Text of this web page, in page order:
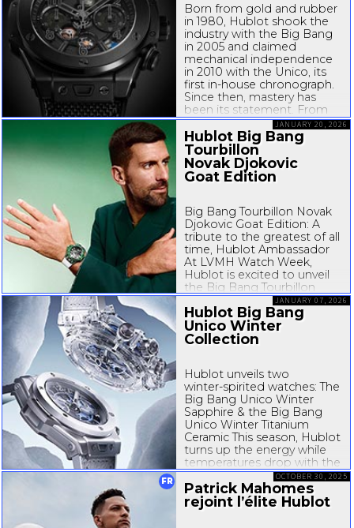
Born from gold and rubber
in 1980, Hublot shook the
industry with the Big Bang
in 2005 and claimed
mechanical independence
in 2010 with the Unico, its
first in-house chronograph.
Since then, mastery has
been its statement. From
caliber to material to
design, Hublot...
Hublot Big Bang
Tourbillon
Novak Djokovic
Goat Edition
Big Bang Tourbillon Novak
Djokovic Goat Edition: A
tribute to the greatest of all
time, Hublot Ambassador
At LVMH Watch Week,
Hublot is excited to unveil
the Big Bang Tourbillon
Novak Djokovic GOAT
Edition, a watch trilogy
celebrating the peerless
career achievements of
JANUARY 20, 2026
Hublot Big Bang
Unico Winter
Collection
Hublot unveils two
winter-spirited watches: The
Big Bang Unico Winter
Sapphire & the Big Bang
Unico Winter Titanium
Ceramic This season, Hublot
turns up the energy while
temperatures drop with the
launch of the Big Bang
Unico Winter Sapphire &
the Big Bang Unico
Winter...
JANUARY 07, 2026
FR
Patrick Mahomes
rejoint l’élite Hublot
OCTOBER 30, 2025